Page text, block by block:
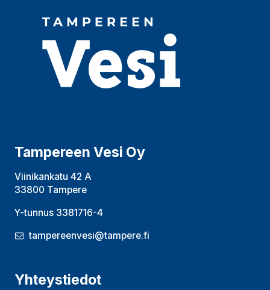
Tampereen Vesi Oy
Viinikankatu 42 A
33800 Tampere
Y-tunnus 3381716-4
tampereenvesi@tampere.fi
Yhteystiedot